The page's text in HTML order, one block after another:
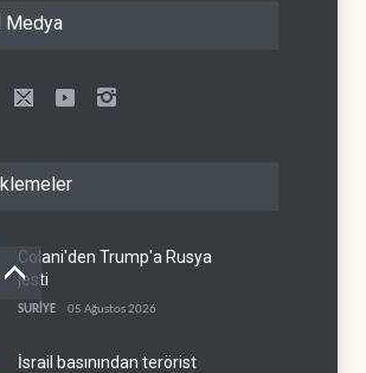
Medya
Colani'den Trump'a Rusya
jesti
SURİYE 05 Ağustos 2026
İsrail basınından terörist